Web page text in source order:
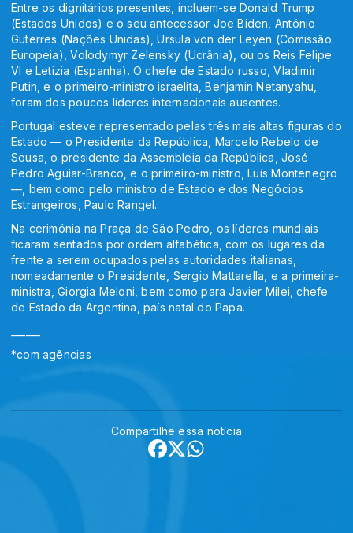
Entre os dignitários presentes, incluem-se Donald Trump
(Estados Unidos) e o seu antecessor Joe Biden, António
Guterres (Nações Unidas), Ursula von der Leyen (Comissão
Europeia), Volodymyr Zelensky (Ucrânia), ou os Reis Felipe
VI e Letizia (Espanha). O chefe de Estado russo, Vladimir
Putin, e o primeiro-ministro israelita, Benjamin Netanyahu,
foram dos poucos líderes internacionais ausentes.
Portugal esteve representado pelas três mais altas figuras do
Estado — o Presidente da República, Marcelo Rebelo de
Sousa, o presidente da Assembleia da República, José
Pedro Aguiar-Branco, e o primeiro-ministro, Luís Montenegro
—, bem como pelo ministro de Estado e dos Negócios
Estrangeiros, Paulo Rangel.
Na cerimónia na Praça de São Pedro, os líderes mundiais
ficaram sentados por ordem alfabética, com os lugares da
frente a serem ocupados pelas autoridades italianas,
nomeadamente o Presidente, Sergio Mattarella, e a primeira-
ministra, Giorgia Meloni, bem como para Javier Milei, chefe
de Estado da Argentina, país natal do Papa.
*com agências
Compartilhe essa notícia